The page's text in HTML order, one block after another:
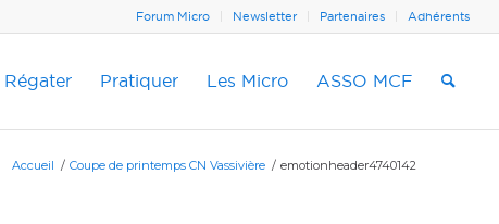
Forum Micro Newsletter Partenaires Adhérents
Régater Pratiquer Les Micro ASSO MCF
Accueil / Coupe de printemps CN Vassivière / emotionheader4740142